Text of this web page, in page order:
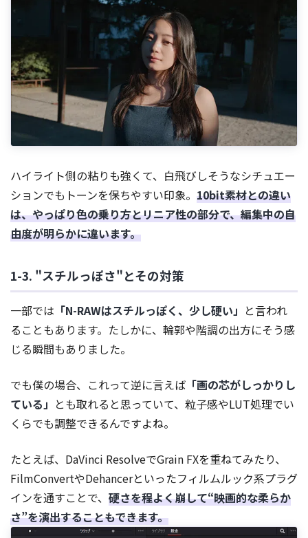
ハイライト側の粘りも強くて、白飛びしそうなシチュエー
ションでもトーンを保ちやすい印象。 10bit素材との違い
は、やっぱり色の乗り方とリニア性の部分で、編集中の自
由度が明らかに違います。
1-3. "スチルっぽさ"とその対策
一部では 「N-RAWはスチルっぽく、少し硬い」 と言われ
ることもあります。たしかに、輪郭や階調の出方にそう感
じる瞬間もありました。
でも僕の場合、これって逆に言えば 「画の芯がしっかりし
ている」 とも取れると思っていて、粒子感やLUT処理でい
くらでも調整できるんですよね。
たとえば、DaVinci ResolveでGrain FXを重ねてみたり、
FilmConvertやDehancerといったフィルムルック系プラグ
インを通すことで、 硬さを程よく崩して“映画的な柔らか
さ”を演出することもできます。